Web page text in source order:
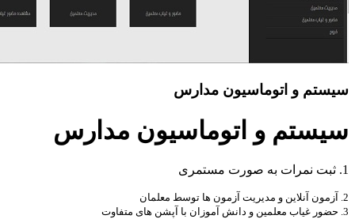
سیستم و اتوماسیون مدارس
سیستم و اتوماسیون مدارس
1. ثبت نمرات به صورت مستمری
2. آزمون آنلاین و مدیریت آزمون ها توسط معلمان
3. حضور غیاب معلمین و دانش آموزان با آپشن های متفاوت